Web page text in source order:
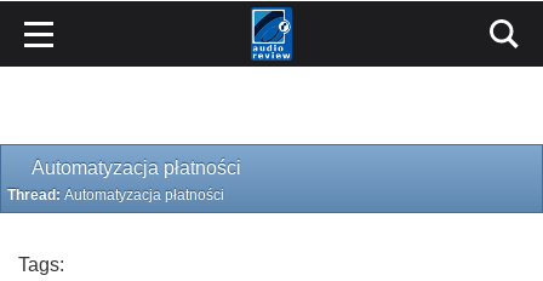
Automatyzacja płatności
Thread: Automatyzacja płatności
Tags: